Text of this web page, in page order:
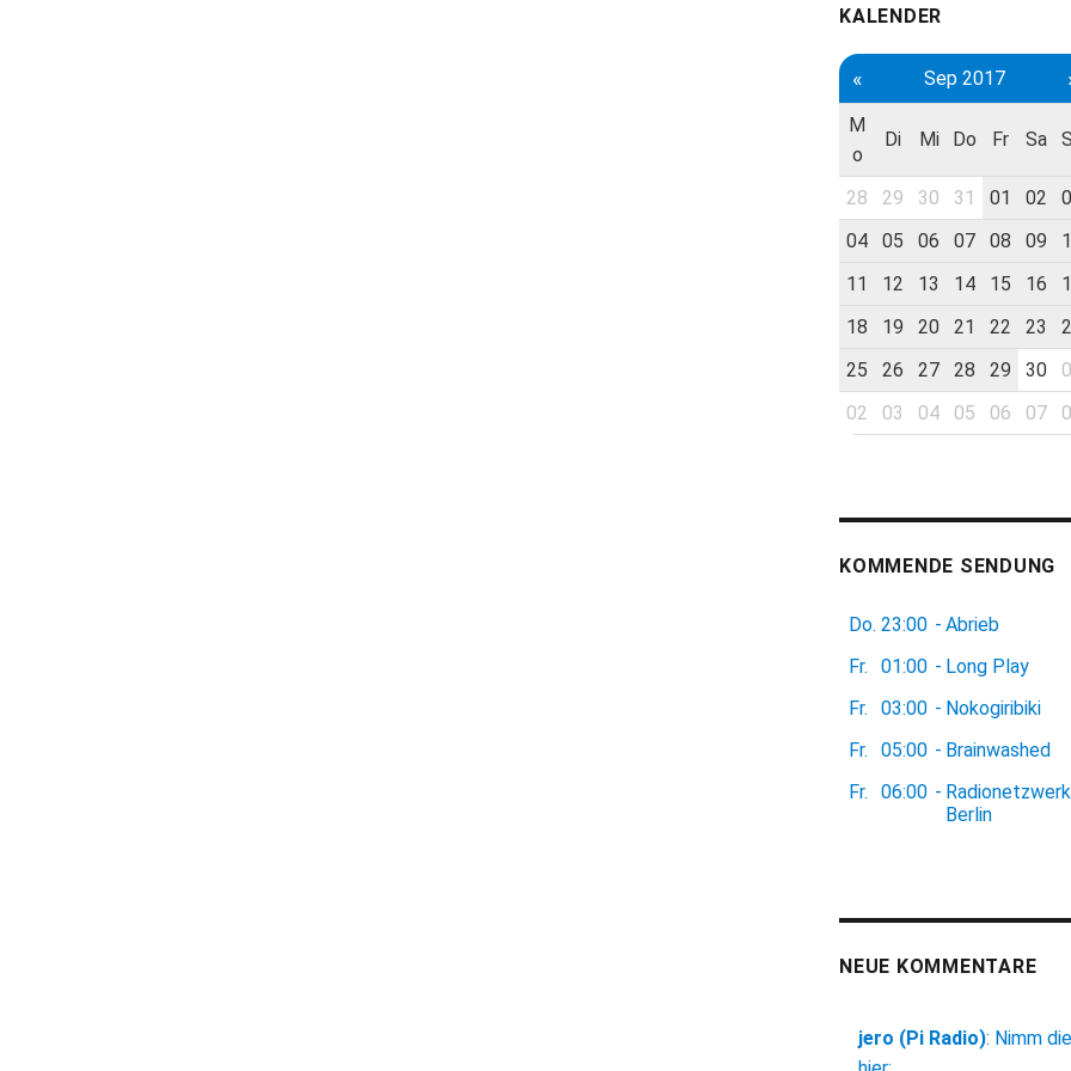
KALENDER
« Sep 2017
M
o
Di Mi Do Fr Sa
28 29 30 31 01 02
04
05 06 07 08 09
11
12 13 14 15 16
18
19 20 21 22 23
25
26 27 28 29 30
02
03 04 05 06 07
KOMMENDE SENDUNG
Do. 23:00 - Abrieb
Fr.
01:00 - Long Play
Fr.
03:00 - Nokogiribiki
Fr.
05:00 - Brainwashed
Fr.
06:00 - Radionetzwerk
Berlin
NEUE KOMMENTARE
jero (Pi Radio): Nimm die